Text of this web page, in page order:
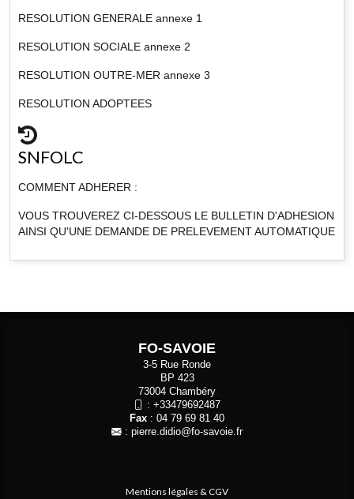
RESOLUTION GENERALE annexe 1
RESOLUTION SOCIALE annexe 2
RESOLUTION OUTRE-MER annexe 3
RESOLUTION ADOPTEES
SNFOLC
COMMENT ADHERER :
VOUS TROUVEREZ CI-DESSOUS LE BULLETIN D'ADHESION
AINSI QU'UNE DEMANDE DE PRELEVEMENT AUTOMATIQUE
FO-SAVOIE
3-5 Rue Ronde
BP 423
73004 Chambéry
: +33479692487
Fax : 04 79 69 81 40
: pierre.didio@fo-savoie.fr
Mentions légales & CGV